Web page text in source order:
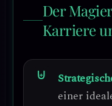
Der
Karriere
einer